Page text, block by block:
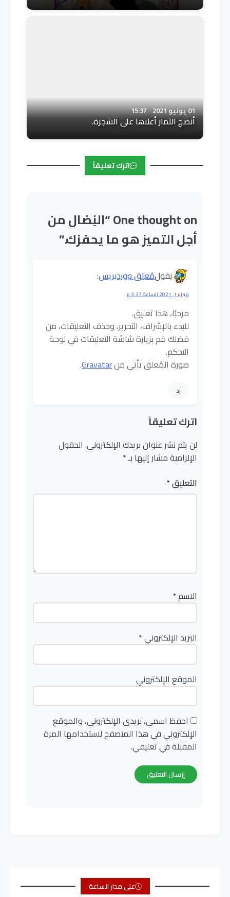
01 يونيو 2021 15:37
أنضج الثمار أعلاها على الشجرة.
اترك تعليقاً
One thought on “ النِضال من
أجل التميز هو ما يحفزك.”
يقولمُعلِق ووردبريس:
فبراير 1, 2021 الساعة 3:37 م
مرحبًا، هذا تعليق.
للبدء بالإشراف، التحرير، وحذف التعليقات، من
فضلك قم بزيارة شاشة التعليقات في لوحة
التحكم.
صورة المُعلق تأتي منGravatar
.
رد
اترك تعليقاً
لن يتم نشر عنوان بريدك الإلكتروني. الحقول
الإلزامية مشار إليها بـ*
التعليق*
الاسم*
البريد الإلكتروني*
الموقع الإلكتروني
احفظ اسمي، بريدي الإلكتروني، والموقع
الإلكتروني في هذا المتصفح لاستخدامها المرة
المقبلة في تعليقي.
على مدار الساعة